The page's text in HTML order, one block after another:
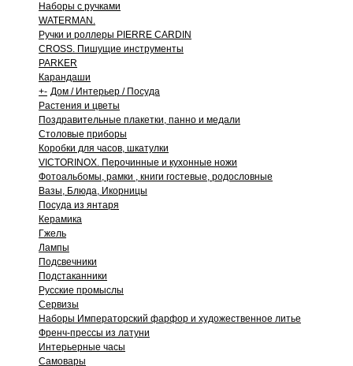
Наборы с ручками
WATERMAN.
Ручки и роллеры PIERRE CARDIN
CROSS. Пишущие инструменты
PARKER
Карандаши
+- Дом / Интерьер / Посуда
Растения и цветы
Поздравительные плакетки, панно и медали
Столовые приборы
Коробки для часов, шкатулки
VICTORINOX. Перочинные и кухонные ножи
Фотоальбомы, рамки , книги гостевые, родословные
Вазы, Блюда, Икорницы
Посуда из янтаря
Керамика
Гжель
Лампы
Подсвечники
Подстаканники
Русские промыслы
Сервизы
Наборы Императорский фарфор и художественное литье
Френч-прессы из латуни
Интерьерные часы
Самовары